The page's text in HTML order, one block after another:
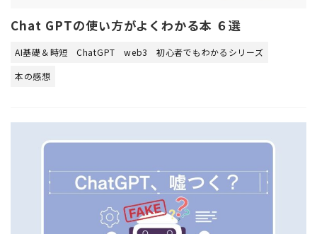
Chat GPTの使い方がよくわかる本 ６選
AI基礎＆時短 ChatGPT web3
初心者でもわかるシリーズ
本の感想